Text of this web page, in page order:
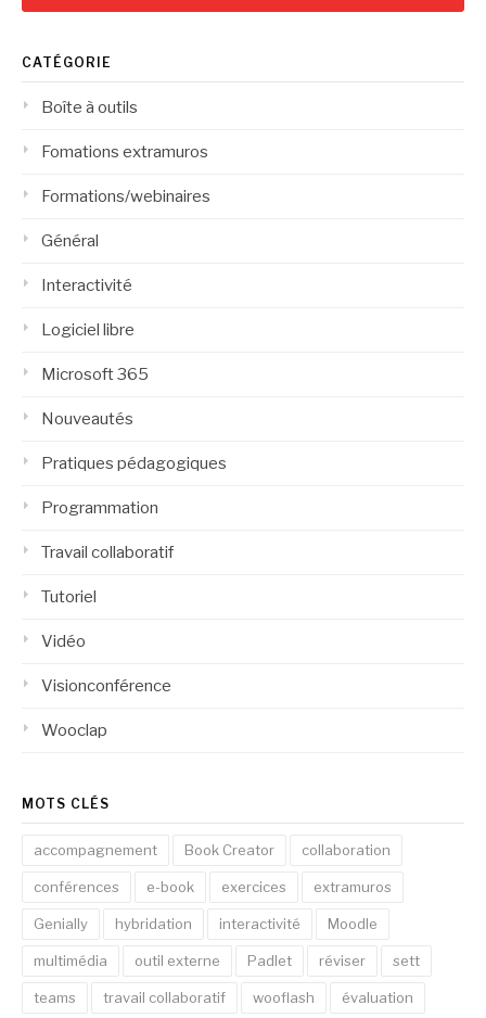
CATÉGORIE
Boîte à outils
Fomations extramuros
Formations/webinaires
Général
Interactivité
Logiciel libre
Microsoft 365
Nouveautés
Pratiques pédagogiques
Programmation
Travail collaboratif
Tutoriel
Vidéo
Visionconférence
Wooclap
MOTS CLÉS
accompagnement Book Creator collaboration
conférences e-book exercices extramuros
Genially hybridation interactivité Moodle
multimédia outil externe Padlet réviser sett
teams travail collaboratif wooflash évaluation